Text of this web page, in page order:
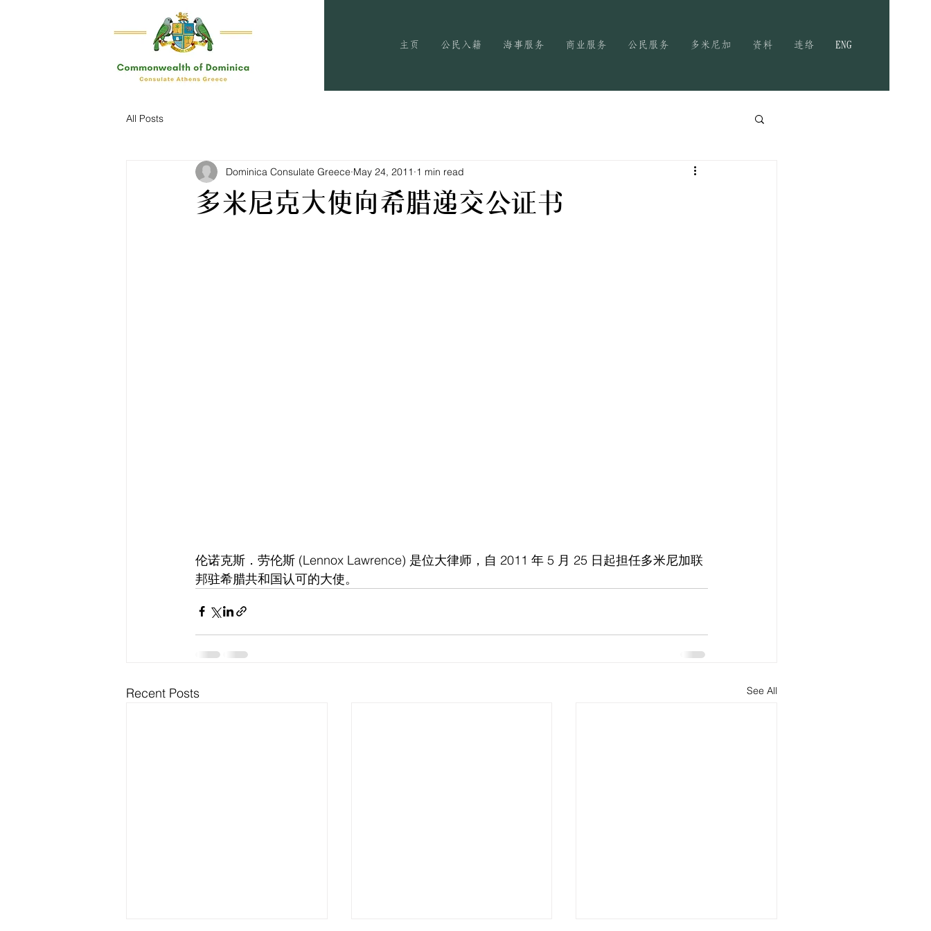
主页 公民入籍 海事服务 商业服务 公民服务 多米尼加 资料 连络 ENG
All Posts
多米尼克大使向希腊递交公证书
Dominica Consulate Greece May 24, 2011 1 min read
伦诺克斯．劳伦斯 (Lennox Lawrence) 是位大律师，自 2011 年 5 月 25 日起担任多米尼加联
邦驻希腊共和国认可的大使。
Recent Posts See All